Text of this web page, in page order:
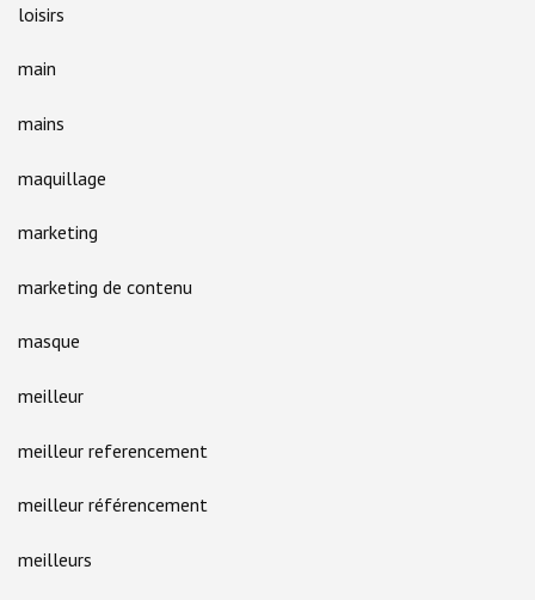
loisirs
main
mains
maquillage
marketing
marketing de contenu
masque
meilleur
meilleur referencement
meilleur référencement
meilleurs